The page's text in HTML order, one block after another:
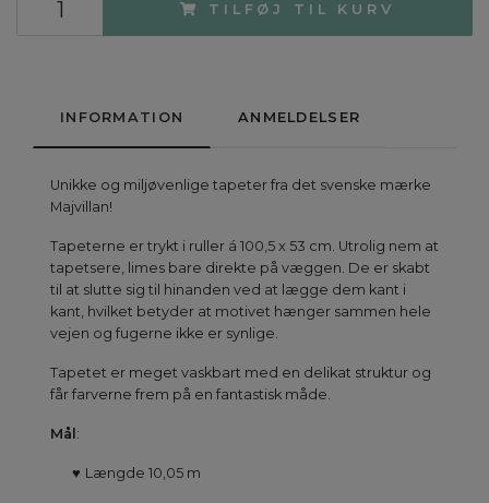
TILFØJ TIL KURV
INFORMATION ANMELDELSER
Unikke og miljøvenlige tapeter fra det svenske mærke
Majvillan!
Tapeterne er trykt i ruller á 100,5 x 53 cm. Utrolig nem at
tapetsere, limes bare direkte på væggen. De er skabt
til at slutte sig til hinanden ved at lægge dem kant i
kant, hvilket betyder at motivet hænger sammen hele
vejen og fugerne ikke er synlige.
Tapetet er meget vaskbart med en delikat struktur og
får farverne frem på en fantastisk måde.
Mål :
♥ Længde 10,05 m